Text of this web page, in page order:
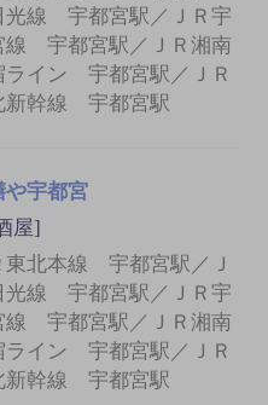
光線 宇都宮駅／ＪＲ宇
線 宇都宮駅／ＪＲ湘南
ライン 宇都宮駅／ＪＲ
新幹線 宇都宮駅
や宇都宮
屋]
東北本線 宇都宮駅／Ｊ
光線 宇都宮駅／ＪＲ宇
線 宇都宮駅／ＪＲ湘南
ライン 宇都宮駅／ＪＲ
新幹線 宇都宮駅